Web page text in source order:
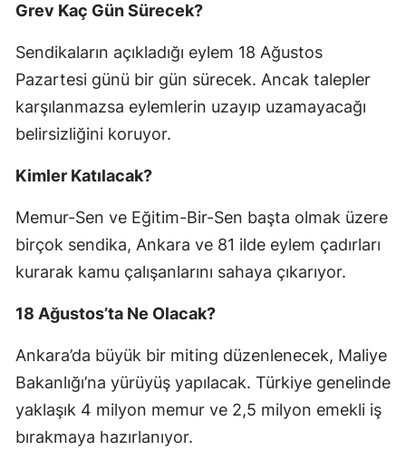
Grev Kaç Gün Sürecek?
Sendikaların açıkladığı eylem 18 Ağustos
Pazartesi günü bir gün sürecek. Ancak talepler
karşılanmazsa eylemlerin uzayıp uzamayacağı
belirsizliğini koruyor.
Kimler Katılacak?
Memur-Sen ve Eğitim-Bir-Sen başta olmak üzere
birçok sendika, Ankara ve 81 ilde eylem çadırları
kurarak kamu çalışanlarını sahaya çıkarıyor.
18 Ağustos’ta Ne Olacak?
Ankara’da büyük bir miting düzenlenecek, Maliye
Bakanlığı’na yürüyüş yapılacak. Türkiye genelinde
yaklaşık 4 milyon memur ve 2,5 milyon emekli iş
bırakmaya hazırlanıyor.